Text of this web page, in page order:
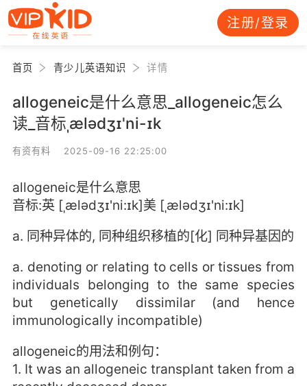
注册/登录
首页 青少儿英语知识 详情
allogeneic是什么意思_allogeneic怎么
读_音标ˌælədʒɪ'ni-ɪk
有资有料 2025-09-16 22:25:00
allogeneic是什么意思
音标:英 [ˌælədʒɪ'ni:ɪk]美 [ˌælədʒɪ'ni:ɪk]
a. 同种异体的, 同种组织移植的[化] 同种异基因的
a. denoting or relating to cells or tissues from
individuals belonging to the same species
but genetically dissimilar (and hence
immunologically incompatible)
allogeneic的用法和例句：
1. It was an allogeneic transplant taken from a